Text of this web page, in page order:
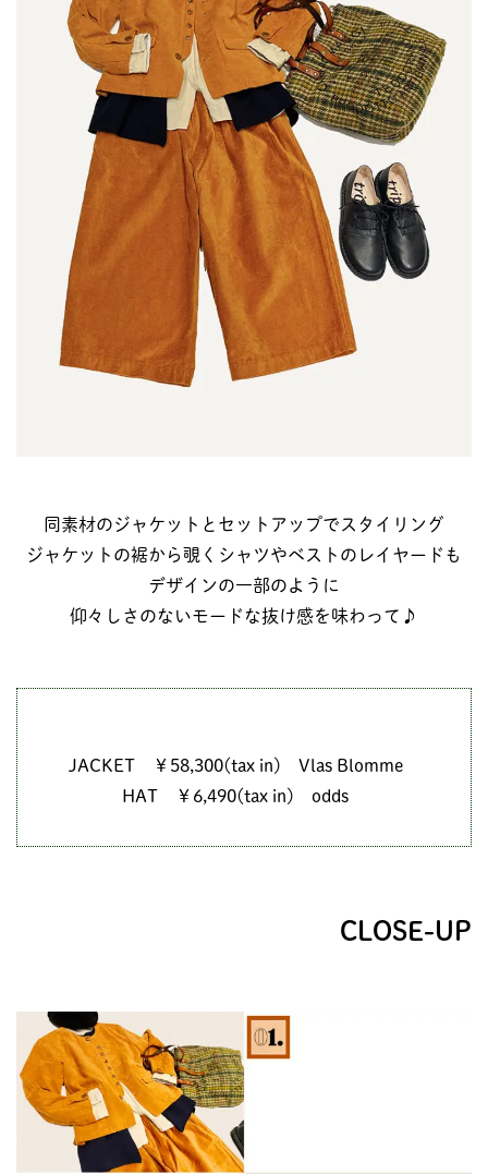
同素材のジャケットとセットアップでスタイリング
ジャケットの裾から覗くシャツやベストのレイヤードも
デザインの一部のように
仰々しさのないモードな抜け感を味わって♪
JACKET ￥58,300(tax in) Vlas Blomme
HAT ￥6,490(tax in) odds
CLOSE-UP